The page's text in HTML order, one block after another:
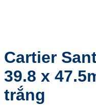
Cartier
39.8 x
trắng